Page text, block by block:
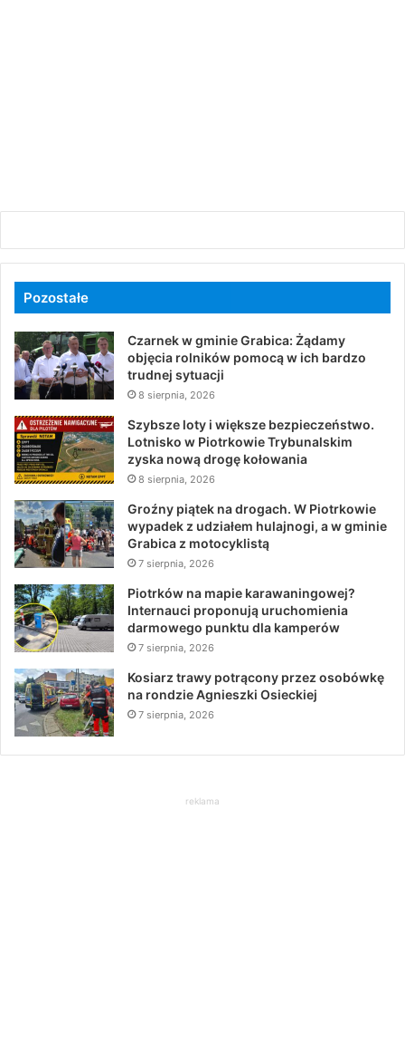
Pozostałe
Czarnek w gminie Grabica: Żądamy
objęcia rolników pomocą w ich bardzo
trudnej sytuacji
8 sierpnia, 2026
Szybsze loty i większe bezpieczeństwo.
Lotnisko w Piotrkowie Trybunalskim
zyska nową drogę kołowania
8 sierpnia, 2026
Groźny piątek na drogach. W Piotrkowie
wypadek z udziałem hulajnogi, a w gminie
Grabica z motocyklistą
7 sierpnia, 2026
Piotrków na mapie karawaningowej?
Internauci proponują uruchomienia
darmowego punktu dla kamperów
7 sierpnia, 2026
Kosiarz trawy potrącony przez osobówkę
na rondzie Agnieszki Osieckiej
7 sierpnia, 2026
reklama